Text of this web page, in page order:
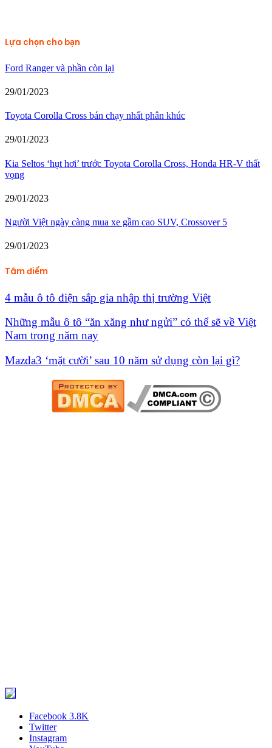
Lựa chọn cho bạn
Ford Ranger và phần còn lại
29/01/2023
Toyota Corolla Cross bán chạy nhất phân khúc
29/01/2023
Kia Seltos ‘hụt hơi’ trước Toyota Corolla Cross, Honda HR-V thất
vọng
29/01/2023
Người Việt ngày càng mua xe gầm cao SUV, Crossover 5
29/01/2023
Tâm điểm
4 mẫu ô tô điện sắp gia nhập thị trường Việt
Những mẫu ô tô “ăn xăng như ngửi” có thể sẽ về Việt
Nam trong năm nay
Mazda3 ‘mặt cười’ sau 10 năm sử dụng còn lại gì?
Facebook 3.8K
Twitter
Instagram